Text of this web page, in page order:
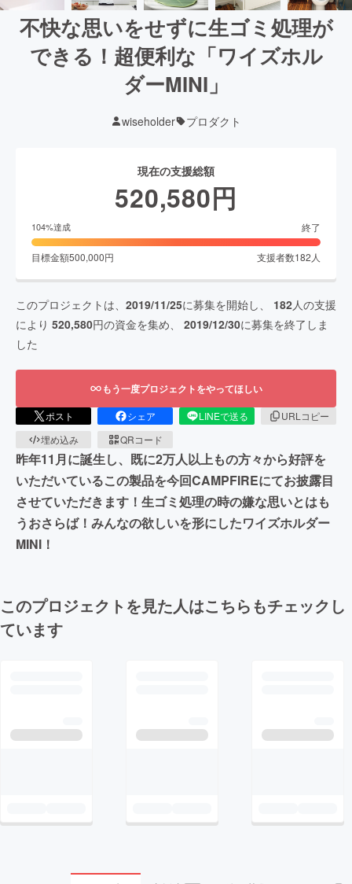
不快な思いをせずに生ゴミ処理が
できる！超便利な「ワイズホル
ダーMINI」
wiseholder プロダクト
現在の支援総額
520,580円
104%達成 終了
目標金額500,000円 支援者数182 人
このプロジェクトは、 2019/11/25に募集を開始し、 182人の支援
により 520,580円の資金を集め、 2019/12/30に募集を終了しま
した
もう一度プロジェクトをやってほしい
ポスト シェア LINEで送る
URLコピー
埋め込み
QRコード
昨年11月に誕生し、既に2万人以上もの方々から好評を
いただいているこの製品を今回CAMPFIREにてお披露目
させていただきます！生ゴミ処理の時の嫌な思いとはも
うおさらば！みんなの欲しいを形にしたワイズホルダー
MINI！
このプロジェクトを見た人はこちらもチェックし
ています